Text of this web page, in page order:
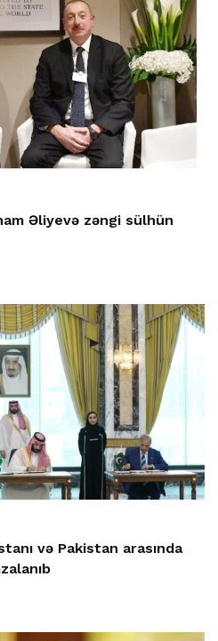
Əliyevə zəngi sülhün
və Pakistan arasında